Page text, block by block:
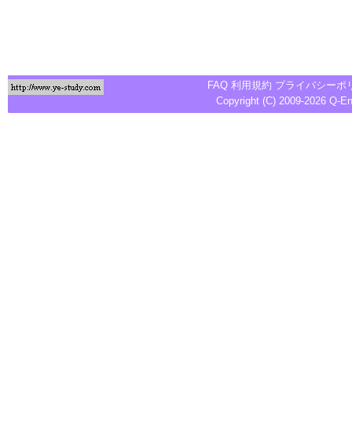
FAQ 利用規約 プライバシーポ
Copyright (C) 2009-2026 Q-